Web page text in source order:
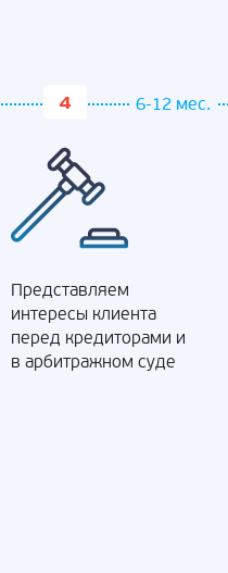
6-12 мес.
Представляем
интересы клиента
перед кредиторами и
в арбитражном суде